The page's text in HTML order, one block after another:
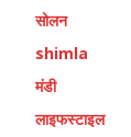
सोलन
shimla
मंडी
लाइफस्टाइल